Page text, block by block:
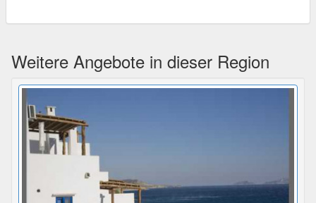
Weitere Angebote in dieser Region